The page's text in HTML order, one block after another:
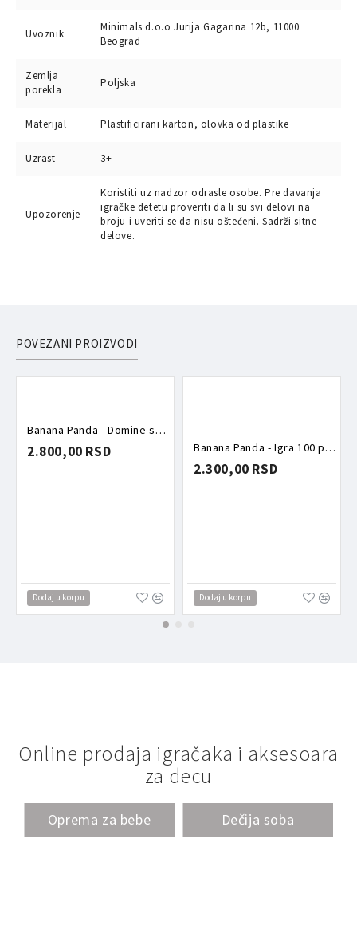
Uvoznik
Minimals d.o.o Jurija Gagarina 12b, 11000
Beograd
Zemlja
porekla
Poljska
Materijal Plastificirani karton, olovka od plastike
Uzrast 3+
Upozorenje
Koristiti uz nadzor odrasle osobe. Pre davanja
igračke detetu proveriti da li su svi delovi na
broju i uveriti se da nisu oštećeni. Sadrži sitne
delove.
POVEZANI PROIZVODI
Banana Panda - Domine sa životinjama
2.800,00 RSD
Dodaj u korpu
Banana Panda - Igra 100 prvih reči na engleskom jeziku
2.300,00 RSD
Dodaj u korpu
Online prodaja igračaka i aksesoara
za decu
Oprema za bebe Dečija soba